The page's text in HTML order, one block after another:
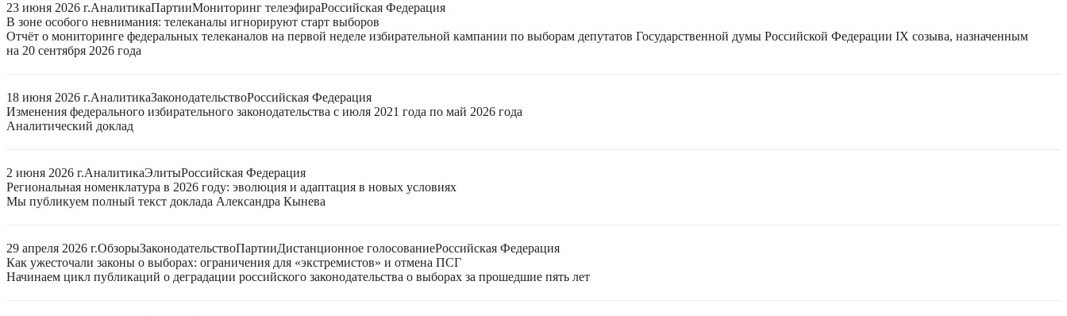
23 июня 2026 г.АналитикаПартииМониторинг телеэфираРоссийская Федерация
В зоне особого невнимания: телеканалы игнорируют старт выборов
Отчёт о мониторинге федеральных телеканалов на первой неделе избирательной кампании по выборам депутатов Государственной думы Российской Федерации IX созыва, назначенным
на 20 сентября 2026 года
18 июня 2026 г.АналитикаЗаконодательствоРоссийская Федерация
Изменения федерального избирательного законодательства с июля 2021 года по май 2026 года
Аналитический доклад
2 июня 2026 г.АналитикаЭлитыРоссийская Федерация
Региональная номенклатура в 2026 году: эволюция и адаптация в новых условиях
Мы публикуем полный текст доклада Александра Кынева
29 апреля 2026 г.ОбзорыЗаконодательствоПартииДистанционное голосованиеРоссийская Федерация
Как ужесточали законы о выборах: ограничения для «экстремистов» и отмена ПСГ
Начинаем цикл публикаций о деградации российского законодательства о выборах за прошедшие пять лет